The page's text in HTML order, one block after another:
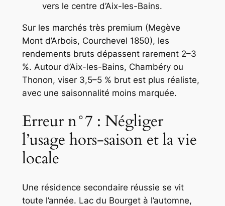
vers le centre d’Aix-les-Bains.
Sur les marchés très premium (Megève
Mont d’Arbois, Courchevel 1850), les
rendements bruts dépassent rarement 2–3
%. Autour d’Aix-les-Bains, Chambéry ou
Thonon, viser 3,5–5 % brut est plus réaliste,
avec une saisonnalité moins marquée.
Erreur n°7 : Négliger
l’usage hors-saison et la vie
locale
Une résidence secondaire réussie se vit
toute l’année. Lac du Bourget à l’automne,